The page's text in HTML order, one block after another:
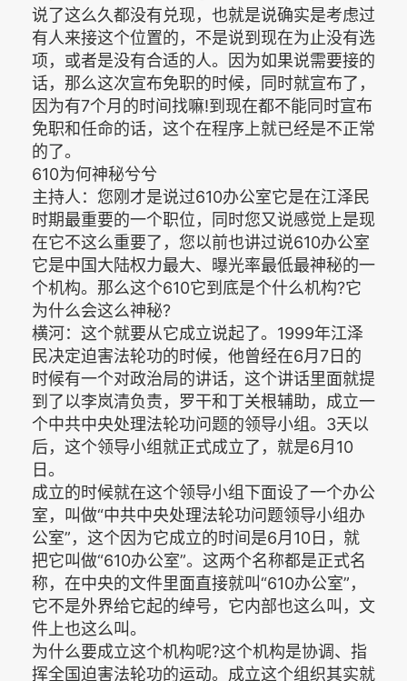
说了这么久都没有兑现，也就是说确实是考虑过
有人来接这个位置的，不是说到现在为止没有选
项，或者是没有合适的人。因为如果说需要接的
话，那么这次宣布免职的时候，同时就宣布了，
因为有7个月的时间找嘛!到现在都不能同时宣布
免职和任命的话，这个在程序上就已经是不正常
的了。
610为何神秘兮兮
主持人：您刚才是说过610办公室它是在江泽民
时期最重要的一个职位，同时您又说感觉上是现
在它不这么重要了，您以前也讲过说610办公室
它是中国大陆权力最大、曝光率最低最神秘的一
个机构。那么这个610它到底是个什么机构?它
为什么会这么神秘?
横河：这个就要从它成立说起了。1999年江泽
民决定迫害法轮功的时候，他曾经在6月7日的
时候有一个对政治局的讲话，这个讲话里面就提
到了以李岚清负责，罗干和丁关根辅助，成立一
个中共中央处理法轮功问题的领导小组。3天以
后，这个领导小组就正式成立了，就是6月10
日。
成立的时候就在这个领导小组下面设了一个办公
室，叫做“中共中央处理法轮功问题领导小组办
公室”，这个因为它成立的时间是6月10日，就
把它叫做“610办公室”。这两个名称都是正式名
称，在中央的文件里面直接就叫“610办公室”，
它不是外界给它起的绰号，它内部也这么叫，文
件上也这么叫。
为什么要成立这个机构呢?这个机构是协调、指
挥全国迫害法轮功的运动。成立这个组织其实就